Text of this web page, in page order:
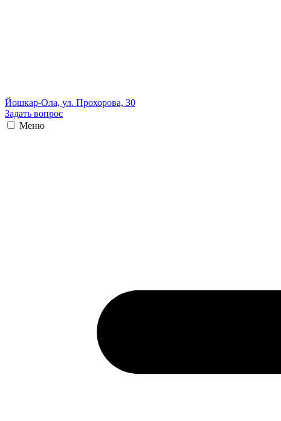
Йошкар-Ола, ул. Прохорова, 30
Задать вопрос
Меню